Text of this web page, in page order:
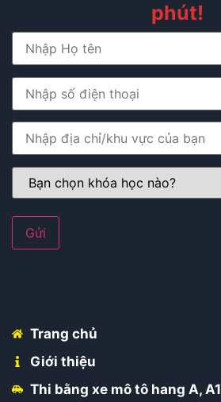
phút!
Trang chủ
Giới thiệu
Thi bằng xe mô tô hang A, A1